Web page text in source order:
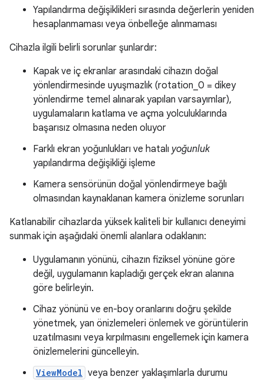
Yapılandırma değişiklikleri sırasında değerlerin yeniden
hesaplanmaması veya önbelleğe alınmaması
Cihazla ilgili belirli sorunlar şunlardır:
Kapak ve iç ekranlar arasındaki cihazın doğal
yönlendirmesinde uyuşmazlık (rotation_0 = dikey
yönlendirme temel alınarak yapılan varsayımlar),
uygulamaların katlama ve açma yolculuklarında
başarısız olmasına neden oluyor
Farklı ekran yoğunlukları ve hatalı yoğunluk
yapılandırma değişikliği işleme
Kamera sensörünün doğal yönlendirmeye bağlı
olmasından kaynaklanan kamera önizleme sorunları
Katlanabilir cihazlarda yüksek kaliteli bir kullanıcı deneyimi
sunmak için aşağıdaki önemli alanlara odaklanın:
Uygulamanın yönünü, cihazın fiziksel yönüne göre
değil, uygulamanın kapladığı gerçek ekran alanına
göre belirleyin.
Cihaz yönünü ve en-boy oranlarını doğru şekilde
yönetmek, yan önizlemeleri önlemek ve görüntülerin
uzatılmasını veya kırpılmasını engellemek için kamera
önizlemelerini güncelleyin.
ViewModel veya benzer yaklaşımlarla durumu